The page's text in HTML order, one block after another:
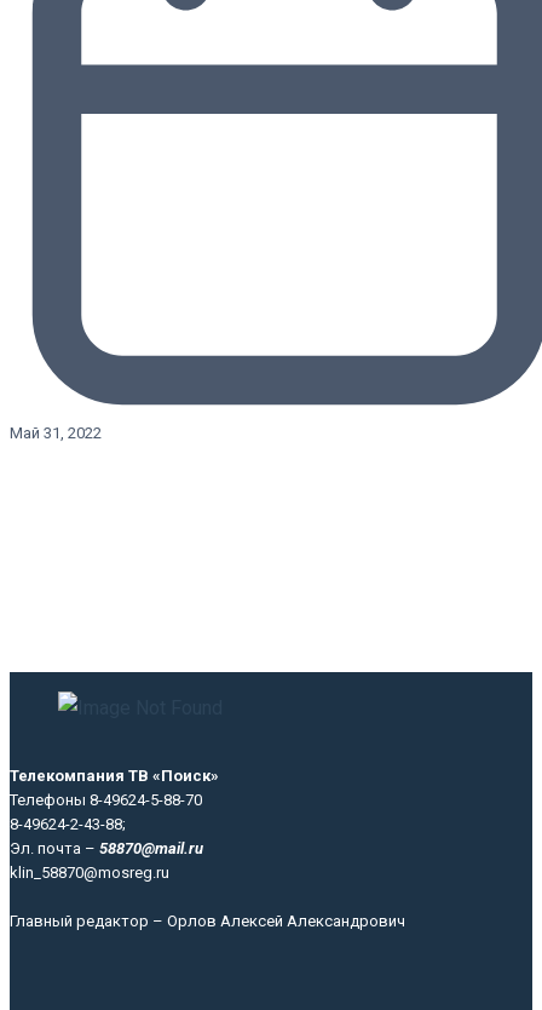
Май 31, 2022
Телекомпания ТВ «Поиск»
Телефоны 8-49624-5-88-70
8-49624-2-43-88;
Эл. почта – 58870@mail.ru
klin_58870@mosreg.ru
Главный редактор – Орлов Алексей Александрович